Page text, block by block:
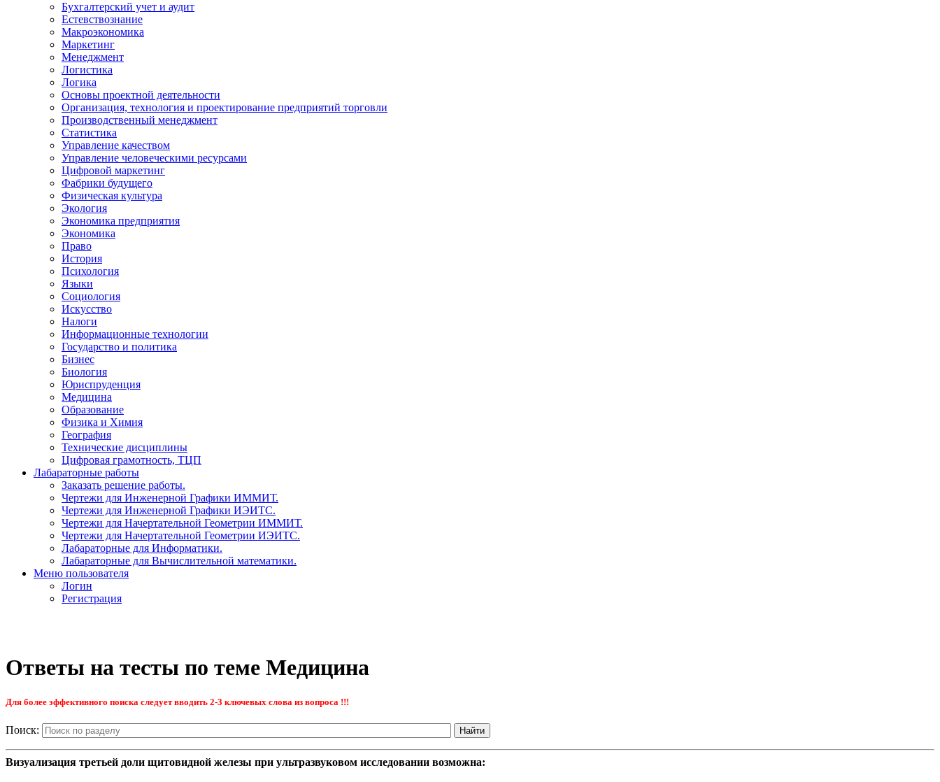
Бухгалтерский учет и аудит
Естевствознание
Макроэкономика
Маркетинг
Менеджмент
Логистика
Логика
Основы проектной деятельности
Организация, технология и проектирование предприятий торговли
Производственный менеджмент
Статистика
Управление качеством
Управление человеческими ресурсами
Цифровой маркетинг
Фабрики будущего
Физическая культура
Экология
Экономика предприятия
Экономика
Право
История
Психология
Языки
Социология
Искусство
Налоги
Информационные технологии
Государство и политика
Бизнес
Биология
Юриспруденция
Медицина
Образование
Физика и Химия
География
Технические дисциплины
Цифровая грамотность, ТЦП
Лабараторные работы
Заказать решение работы.
Чертежи для Инженерной Графики ИММИТ.
Чертежи для Инженерной Графики ИЭИТС.
Чертежи для Начертательной Геометрии ИММИТ.
Чертежи для Начертательной Геометрии ИЭИТС.
Лабараторные для Информатики.
Лабараторные для Вычислительной математики.
Меню пользователя
Логин
Регистрация
Ответы на тесты по теме Медицина
Для более эффективного поиска следует вводить 2-3 ключевых слова из вопроса !!!
Поиск:
Визуализация третьей доли щитовидной железы при ультразвуковом исследовании возможна: